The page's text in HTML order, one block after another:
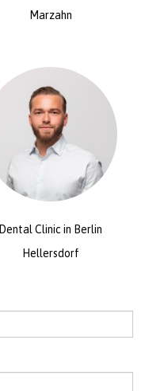
Marzahn
Dental Clinic in Berlin
Hellersdorf